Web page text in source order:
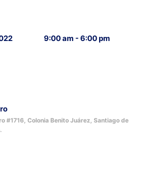
9:00 am - 6:00 pm
#1716, Colonia Benito Juárez, Santiago de